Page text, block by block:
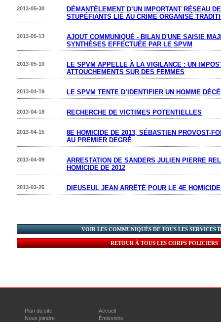
DÉMANTÈLEMENT D’UN IMPORTANT RÉSEAU
STUPÉFIANTS LIÉ AU CRIME ORGANISÉ
2013-05-30
AJOUT COMMUNIQUÉ - BILAN D'UNE SAISIE
SYNTHÈSES EFFECTUÉE PAR LE SPVM
2013-05-13
LE SPVM APPELLE À LA VIGILANCE : UN
ATTOUCHEMENTS SUR DES FEMMES
2013-05-10
LE SPVM TENTE D’IDENTIFIER UN HOMME
2013-04-19
RECHERCHE DE VICTIMES POTENTIELLES
2013-04-18
8E HOMICIDE DE 2013, SÉBASTIEN PROVOST-
AU PREMIER DEGRÉ
2013-04-15
ARRESTATION DE SANDERS JULIEN PIERRE
HOMICIDE DE 2012
2013-04-09
DIEUSEUL JEAN ARRÊTÉ POUR LE 4E
2013-03-25
VOIR LES COMMUNIQUÉS DE TOUS LES SERVICES
RETOUR À TOUS LES CORPS POLICIERS
Plan du site
Nous joindre
Accueil
Émissions